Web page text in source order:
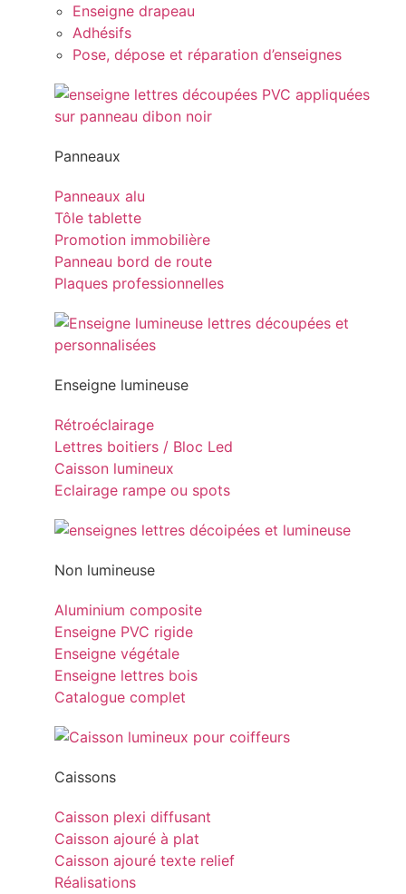
Enseigne drapeau
Adhésifs
Pose, dépose et réparation d’enseignes
Panneaux
Panneaux alu
Tôle tablette
Promotion immobilière
Panneau bord de route
Plaques professionnelles
Enseigne lumineuse
Rétroéclairage
Lettres boitiers / Bloc Led
Caisson lumineux
Eclairage rampe ou spots
Non lumineuse
Aluminium composite
Enseigne PVC rigide
Enseigne végétale
Enseigne lettres bois
Catalogue complet
Caissons
Caisson plexi diffusant
Caisson ajouré à plat
Caisson ajouré texte relief
Réalisations